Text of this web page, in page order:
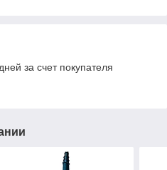
за счет покупателя